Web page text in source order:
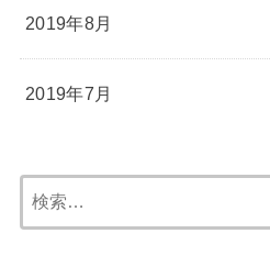
2019年8月
2019年7月
索: